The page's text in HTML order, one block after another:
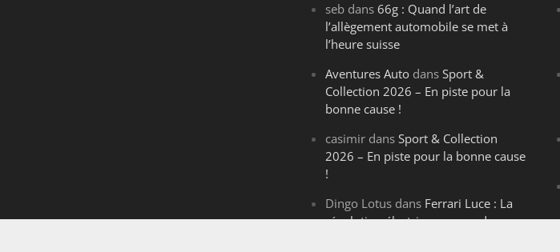
seb dans66g : Quand l’art de
l’allègement automobile se met à
l’heure suisse
Aventures Auto dansSport &
Collection 2026 – En piste pour la
bonne cause !
casimir dansSport & Collection
2026 – En piste pour la bonne cause
!
Dingo Lotus dans Ferrari Luce : La
révolution électrique venue de